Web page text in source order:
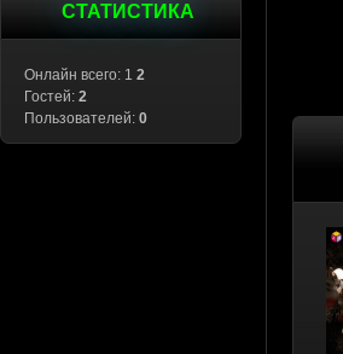
СТАТИСТИКА
Онлайн всего: 1 2
Гостей: 2
Пользователей: 0